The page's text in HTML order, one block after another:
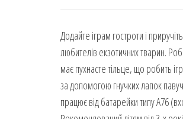
Додайте іграм гостроти і
любителів екзотичних тварин.
має пухнасте тільце, що робить
за допомогою гнучких лапок
працює від батарейки типу A76